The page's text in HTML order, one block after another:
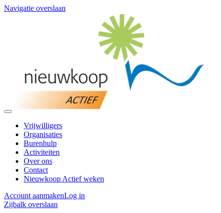
Navigatie overslaan
Vrijwilligers
Organisaties
Burenhulp
Activiteiten
Over ons
Contact
Nieuwkoop Actief weken
Account aanmakenLog in
Zijbalk overslaan